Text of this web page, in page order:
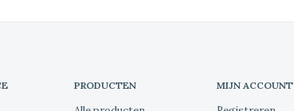
PRODUCTEN MIJN ACCOUNT